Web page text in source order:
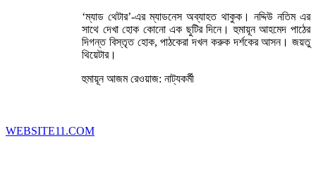
‘ম্যাড থেটার’-এর ম্যাডনেস অব্যাহত থাকুক। নদ্দিউ নতিম এর
সাথে দেখা হোক কোনো এক ছুটির দিনে। হুমায়ূন আহমেদ পাঠের
দিগন্ত বিস্তৃত হোক, পাঠকেরা দখল করুক দর্শকের আসন। জয়তু
থিয়েটার।
হুমায়ূন আজম রেওয়াজ: নাট্যকর্মী
WEBSITE11.COM